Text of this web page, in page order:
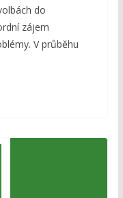
do
zájem
V průběhu